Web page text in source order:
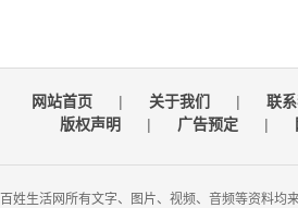
网站首页 | 关于我们 | 联
版权声明
| 广告预定 |
百姓生活网所有文字、图片、视频、音频等资料均